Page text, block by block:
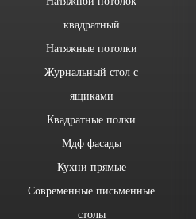
квадратный
Натяжные потолки
Журнальный стол с
ящиками
Квадратные полки
Мдф фасады
Кухни прямые
Современные письменные
столы